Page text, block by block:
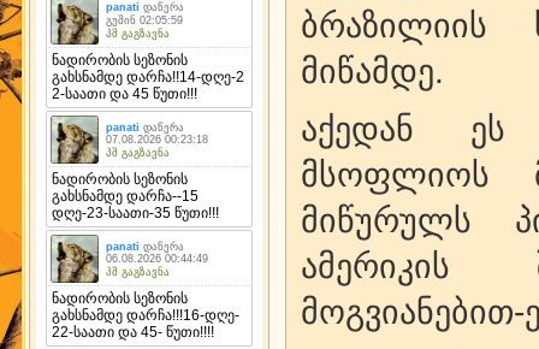
ბრაზილიის
მიწამდე.
აქედან ეს
მსოფლიოს
მიწურულს
ამერიკის
მოგვიანებით-